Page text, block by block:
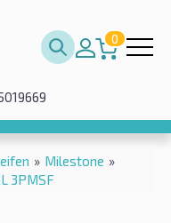
0
» Milestone »
3PMSF